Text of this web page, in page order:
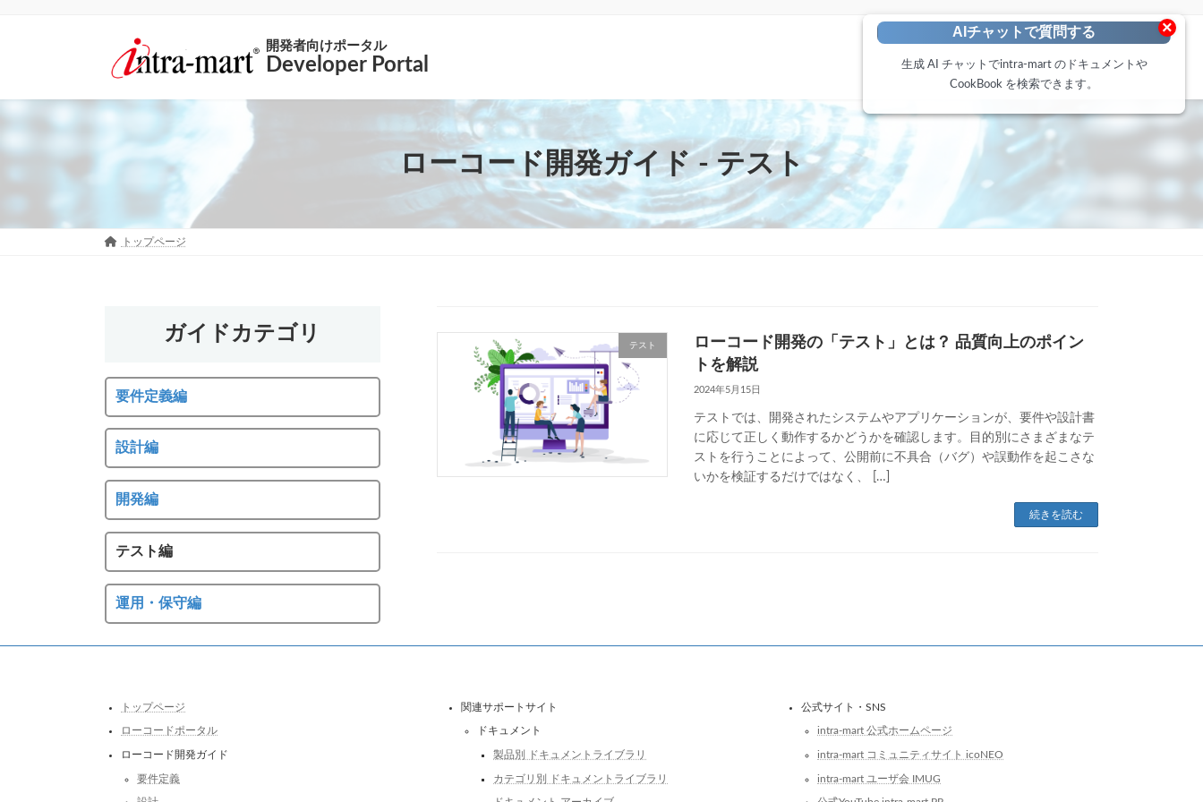
AIチャットで質問する
生成 AI チャットでintra-mart のドキュメントや
CookBook を検索できます。
×
開発者向けポータル
Developer Portal
ローコード開発ガイド - テスト
トップページ
テスト
ローコード開発の「テスト」とは？ 品質向上のポイン
トを解説
2024年5月15日
テストでは、開発されたシステムやアプリケーションが、要件や設計書
に応じて正しく動作するかどうかを確認します。目的別にさまざまなテ
ストを行うことによって、公開前に不具合（バグ）や誤動作を起こさな
いかを検証するだけではなく、 […]
続きを読む
ガイドカテゴリ
要件定義編
設計編
開発編
テスト編
運用・保守編
トップページ
ローコードポータル
ローコード開発ガイド
要件定義
関連サポートサイト
ドキュメント
製品別 ドキュメントライブラリ
カテゴリ別 ドキュメントライブラリ
公式サイト・SNS
intra-mart 公式ホームページ
intra-mart コミュニティサイト icoNEO
intra-mart ユーザ会 IMUG